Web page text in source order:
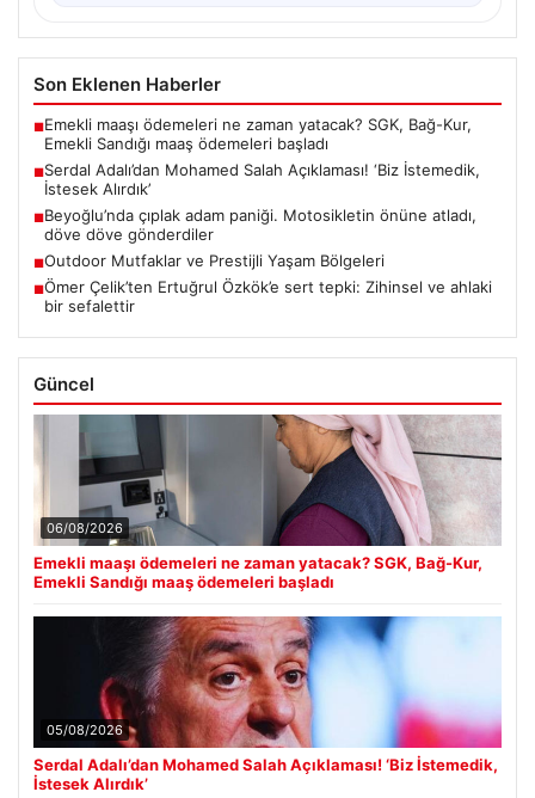
Son Eklenen Haberler
■Emekli maaşı ödemeleri ne zaman yatacak? SGK, Bağ-Kur,
Emekli Sandığı maaş ödemeleri başladı
■Serdal Adalı’dan Mohamed Salah Açıklaması! ‘Biz İstemedik,
İstesek Alırdık’
■Beyoğlu’nda çıplak adam paniği. Motosikletin önüne atladı,
döve döve gönderdiler
■Outdoor Mutfaklar ve Prestijli Yaşam Bölgeleri
■Ömer Çelik’ten Ertuğrul Özkök’e sert tepki: Zihinsel ve ahlaki
bir sefalettir
Güncel
06/08/2026
Emekli maaşı ödemeleri ne zaman yatacak? SGK, Bağ-Kur,
Emekli Sandığı maaş ödemeleri başladı
05/08/2026
Serdal Adalı’dan Mohamed Salah Açıklaması! ‘Biz İstemedik,
İstesek Alırdık’